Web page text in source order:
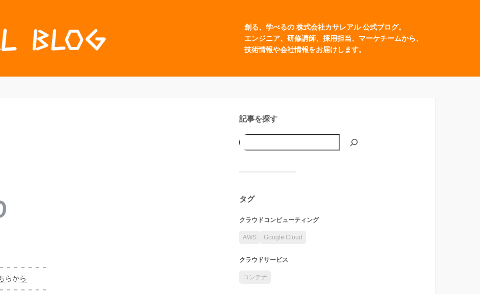
創る、学べるの 株式会社カサレアル 公式ブログ。
エンジニア、研修講師、採用担当、マーケチームから、
技術情報や会社情報をお届けします。
－－－－－－
らから
－－－－－－
記事を探す
タグ
クラウドコンピューティング
AWS Google Cloud
クラウドサービス
コンテナ